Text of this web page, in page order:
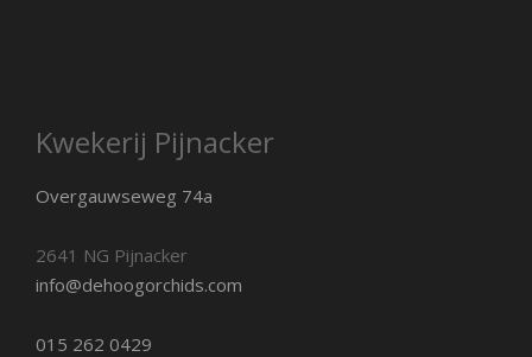
Kwekerij Pijnacker
Overgauwseweg 74a
2641 NG Pijnacker
info@dehoogorchids.com
015 262 0429